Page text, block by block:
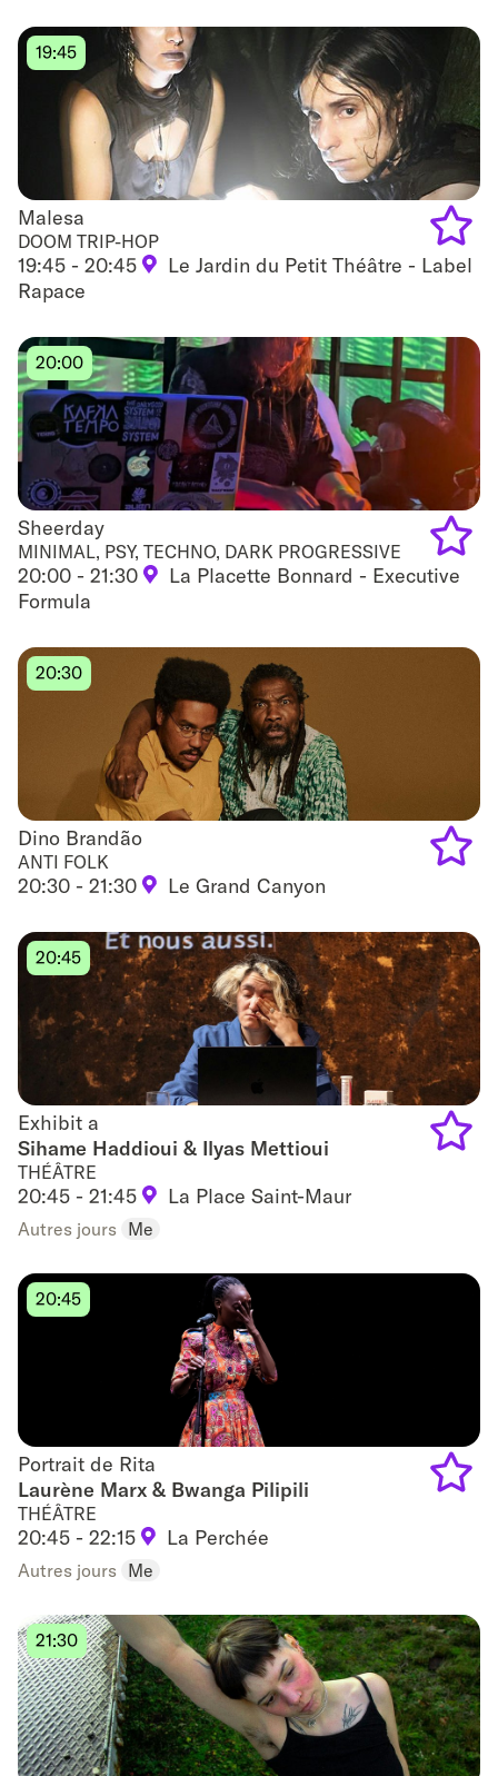
Malesa
Malesa
DOOM TRIP-HOP
19:45 - 20:45
Le Jardin du Petit Théâtre - Label
Rapace
19:45
Add
Sheerday
Sheerday
MINIMAL, PSY, TECHNO, DARK PROGRESSIVE
20:00 - 21:30
La Placette Bonnard - Executive
Formula
20:00
Add
Dino Brandão
Dino Brandão
ANTI FOLK
20:30 - 21:30 Le Grand Canyon
20:30
to
Exhibit a
Exhibit a
Sihame Haddioui & Ilyas Mettioui
THÉÂTRE
20:45 - 21:45 La Place Saint-Maur
20:45
Autres jours Me
Portrait de Rita
Portrait de Rita
Laurène Marx & Bwanga Pilipili
THÉÂTRE
20:45 - 22:15 La Perchée
20:45
Autres jours Me
21:30